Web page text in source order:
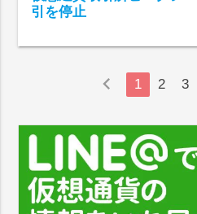
引を停止
chevron_left 1 2 3